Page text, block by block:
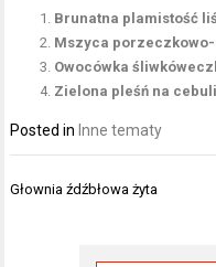
Brunatna plamistość
Mszyca
Owocówka
Zielona pleśń na cebuli
Posted in Inne tematy
Nawigacja
Głownia źdźbłowa żyta